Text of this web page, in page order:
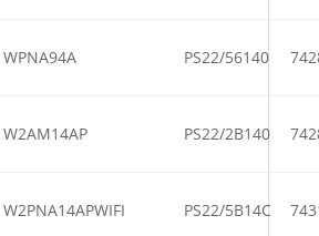
WPNA94A PS22/56140
W2AM14AP PS22/2B140
W2PNA14APWIFI PS22/5B14C